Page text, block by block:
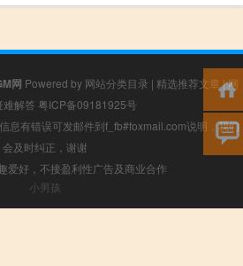
网 Powered by 网站分类目录 | 精选推荐文章 |网
难解答 粤ICP备09181925号
息有错误可发邮件到f_fb#foxmail.com说明，我们
会及时纠正，谢谢
爱好，不接盈利性广告及商业合作
小男孩